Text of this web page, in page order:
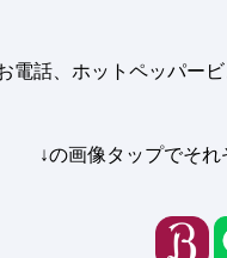
電話、ホットペッパー
↓の画像タップでそれ